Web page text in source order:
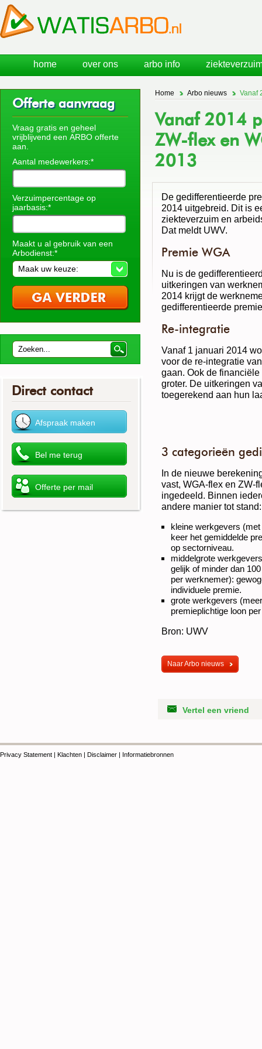
Home Arbo nieuws Vanaf
Vanaf 2014
ZW-flex en
2013
De gedifferentieerde
2014 uitgebreid. Dit is
ziekteverzuim en
Dat meldt UWV.
Premie WGA
Nu is de
uitkeringen van
2014 krijgt de
gedifferentieerde
Re-integratie
Vanaf 1 januari 2014
voor de re-integratie
gaan. Ook de
groter. De uitkeringen
toegerekend aan hun
3 categorieën
In de nieuwe
vast, WGA-flex en ZW-
ingedeeld. Binnen
andere manier tot stand:
kleine werkgevers
keer het gemiddelde
op sectorniveau.
middelgrote
gelijk of minder dan
per werknemer):
individuele premie.
grote werkgevers
premieplichtige loon
Bron: UWV
Naar Arbo nieuws
Vertel een vriend
Offerte aanvraag
Vraag gratis en geheel
vrijblijvend een ARBO offerte
aan.
Aantal medewerkers:*
Verzuimpercentage op
jaarbasis:*
Maakt u al gebruik van een
Arbodienst:*
Maak uw keuze:
Direct contact
Privacy Statement | Klachten | Disclaimer | Informatiebronnen
home over ons arbo info